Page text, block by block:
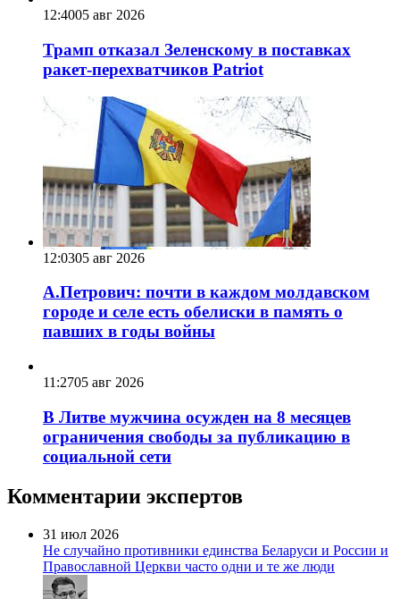
12:4005 авг 2026
Трамп отказал Зеленскому в поставках
ракет-перехватчиков Patriot
12:0305 авг 2026
А.Петрович: почти в каждом молдавском
городе и селе есть обелиски в память о
павших в годы войны
11:2705 авг 2026
В Литве мужчина осужден на 8 месяцев
ограничения свободы за публикацию в
социальной сети
Комментарии экспертов
31 июл 2026
Не случайно противники единства Беларуси и России и
Православной Церкви часто одни и те же люди